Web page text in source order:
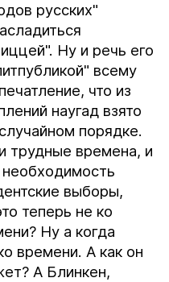
русских"
Ну и речь его
всему
что из
наугад взято
порядке.
трудные времена, и
выборы,
теперь не ко
Ну а когда
времени. А как он
А Блинкен,